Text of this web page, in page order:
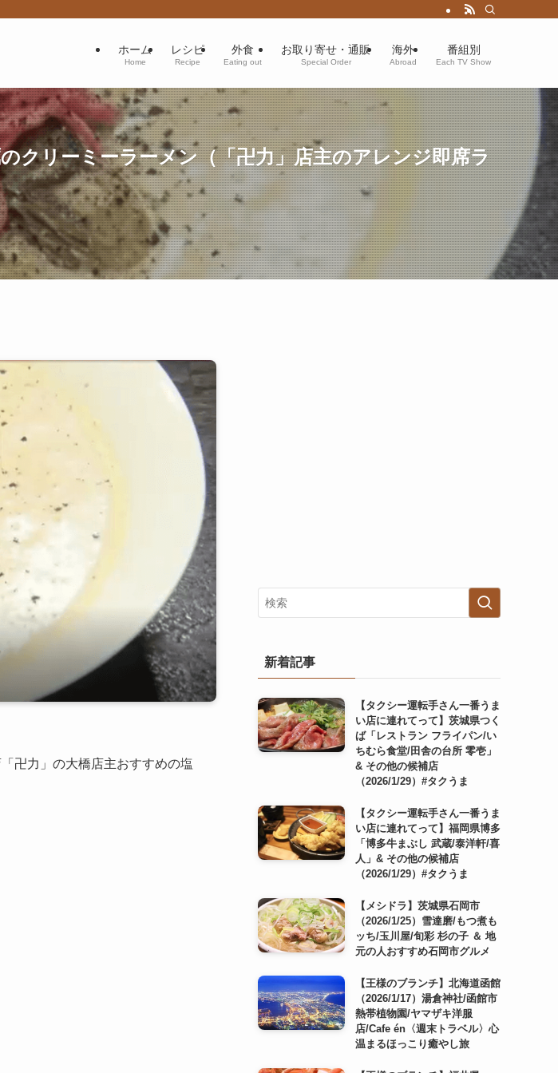
ホーム
Home
レシピ
Recipe
外食
Eating out
お取り寄せ・通販
Special Order
海外
Abroad
番組別
Each TV Show
クリーミーラーメン（「卍力」店主のアレンジ即席ラ
卍力」の大橋店主おすすめの塩
新着記事
【タクシー運転手さん一番うま
い店に連れてって】茨城県つく
ば「レストラン フライパン/い
ちむら食堂/田舎の台所 零壱」
& その他の候補店
（2026/1/29）#タクうま
【タクシー運転手さん一番うま
い店に連れてって】福岡県博多
「博多牛まぶし 武蔵/泰洋軒/喜
人」& その他の候補店
（2026/1/29）#タクうま
【メシドラ】茨城県石岡市
（2026/1/25）雪達磨/もつ煮も
ッち/玉川屋/旬彩 杉の子 ＆ 地
元の人おすすめ石岡市グルメ
【王様のブランチ】北海道函館
（2026/1/17）湯倉神社/函館市
熱帯植物園/ヤマザキ洋服
店/Cafe én〈週末トラベル〉心
温まるほっこり癒やし旅